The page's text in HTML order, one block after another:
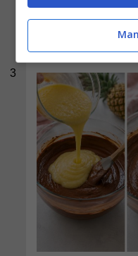
3
mettetele in una
Infornate a 180
circa 25 minuti.